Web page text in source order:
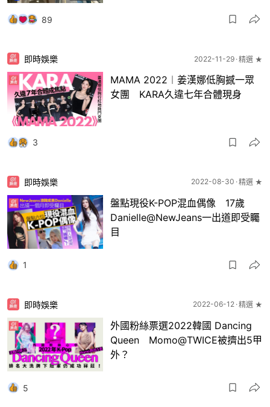
89
即時娛樂 2022-11-29 精選 ★
MAMA 2022︱姜漢娜低胸撼一眾
女團 KARA久違七年合體現身
3
即時娛樂 2022-08-30 精選 ★
盤點現役K-POP混血偶像 17歲
Danielle@NewJeans一出道即受矚
目
1
即時娛樂 2022-06-12 精選 ★
外國粉絲票選2022韓國 Dancing
Queen Momo@TWICE被擠出5甲
外？
5